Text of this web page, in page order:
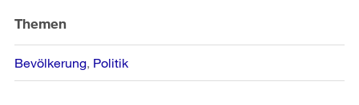
Themen
Bevölkerung Politik